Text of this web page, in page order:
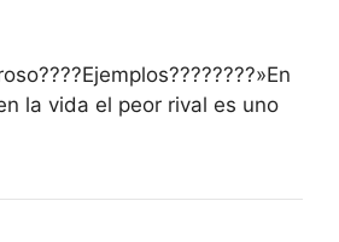
la vida el peor rival es uno